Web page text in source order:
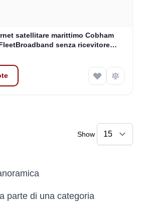
satellitare marittimo Cobham
senza ricevitore
Show
parte di una categoria